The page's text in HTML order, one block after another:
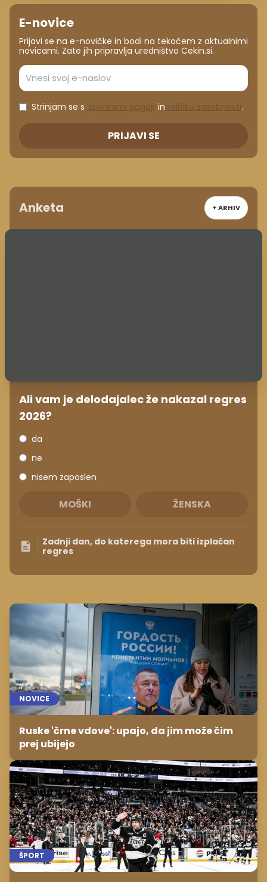
E-novice
Prijavi se na e-novičke in bodi na tekočem z aktualnimi
novicami. Zate jih pripravlja uredništvo Cekin.si.
Strinjam se s in .
PRIJAVI SE
Anketa + ARHIV
Ali vam je delodajalec že nakazal regres
2026?
da
ne
nisem zaposlen
MOŠKI ŽENSKA
Zadnji dan, do katerega mora biti izplačan
regres
NOVICE
Ruske 'črne vdove': upajo, da jim može čim
prej ubijejo
ŠPORT